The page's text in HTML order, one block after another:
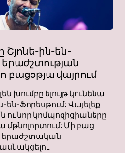
Շյոնե-ին-են-
բացօթյա վայրում
խումբը ելույթ կունենա
են-Ֆորեսթում: Վայելեք
ու նոր կոմպոզիցիաները
մթնոլորտում: Մի բաց
երաժշտական